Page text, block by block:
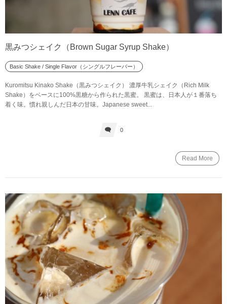
黒みつシェイク（Brown Sugar Syrup Shake）
Basic Shake / Single Flavor（シングルフレーバー）
Kuromitsu Kinako Shake（黒みつシェイク） 濃厚牛乳シェイク（Rich Milk
Shake）をベースに100%黒糖から作られた黒蜜。 黒蜜は、日本人が１番落ち
着く味。慣れ親しんだ日本の甘味。Japanese sweet...
0
Read More